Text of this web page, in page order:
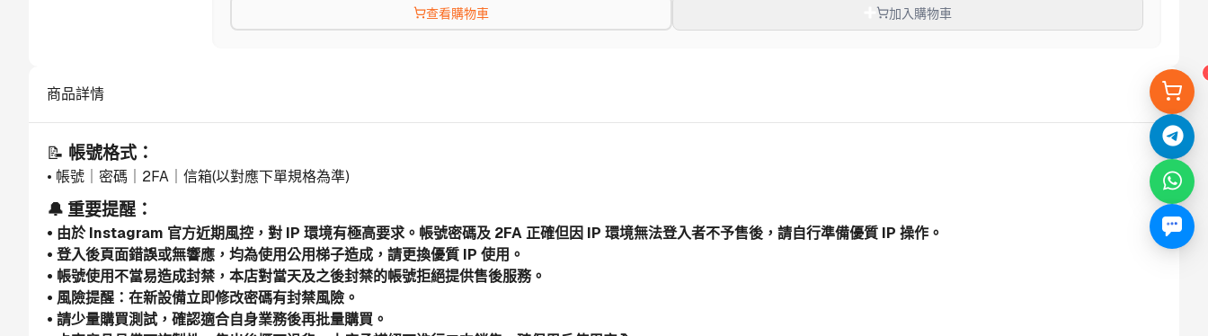
查看購物車 加入購物車
商品詳情
📝 帳號格式：
• 帳號｜密碼｜2FA｜信箱(以對應下單規格為準)
🔔 重要提醒：
• 由於 Instagram 官方近期風控，對 IP 環境有極高要求。帳號密碼及 2FA 正確但因 IP 環境無法登入者不予售後，請自行準備優質 IP 操作。
• 登入後頁面錯誤或無響應，均為使用公用梯子造成，請更換優質 IP 使用。
• 帳號使用不當易造成封禁，本店對當天及之後封禁的帳號拒絕提供售後服務。
• 風險提醒：在新設備立即修改密碼有封禁風險。
• 請少量購買測試，確認適合自身業務後再批量購買。